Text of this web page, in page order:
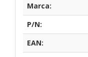
Marca:
P/N:
EAN: